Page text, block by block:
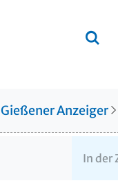
Gießener Anzeiger